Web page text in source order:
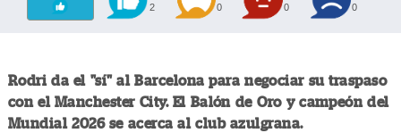
2 0 0 0
Rodri da el "sí" al Barcelona para negociar su traspaso
con el Manchester City. El Balón de Oro y campeón del
Mundial 2026 se acerca al club azulgrana.